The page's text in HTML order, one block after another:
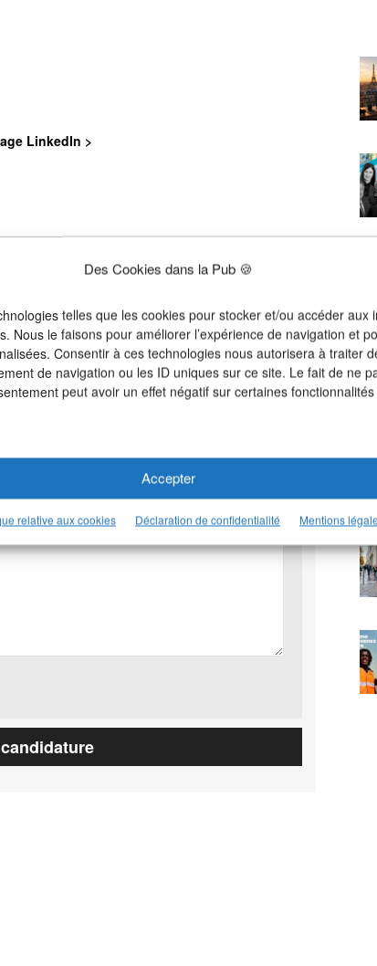
Des Cookies dans la Pub 🍪
telles que les cookies pour stocker et/ou accéder aux
Nous le faisons pour améliorer l’expérience de navigation et
Consentir à ces technologies nous autorisera à traiter
de navigation ou les ID uniques sur ce site. Le fait de ne
peut avoir un effet négatif sur certaines
Accepter
relative aux cookies Déclaration de confidentialité Mentions
LinkedIn >
Nom*